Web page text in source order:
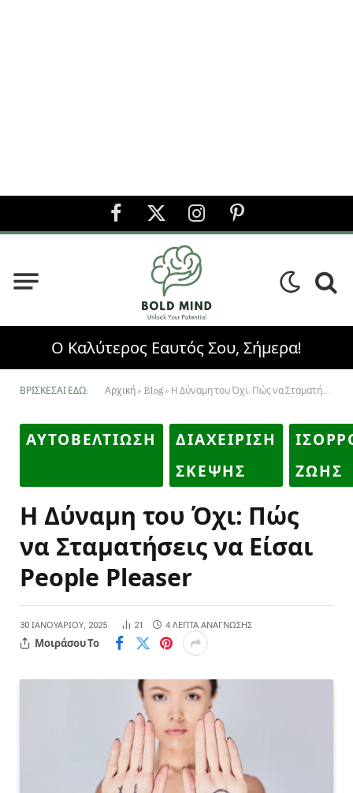
Facebook
X
(Twitter)
InstagramPinterest
Ο Καλύτερος Εαυτός Σου, Σήμερα!
ΒΡΊΣΚΕΣΑΙ ΕΔΏ: Αρχική» Blog» Η Δύναμη του Όχι: Πώς να Σταματήσεις να Είσαι People Pleaser
ΑΥΤΟΒΕΛΤΙΩΣΗ
ΔΙΑΧΕΙΡΙΣΗ
ΣΚΕΨΗΣ
ΖΩΗΣ
Η Δύναμη του Όχι: Πώς
να Σταματήσεις να Είσαι
People Pleaser
30 ΙΑΝΟΥΑΡΊΟΥ, 2025 21 4 ΛΕΠΤΆ ΑΝΆΓΝΩΣΗΣ
Μοιράσου Το